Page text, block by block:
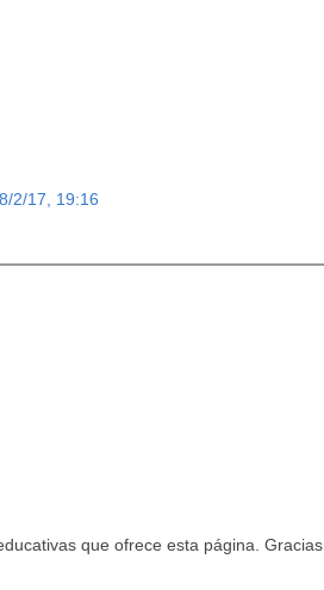
2/17, 19:16
que ofrece esta página. Gracias